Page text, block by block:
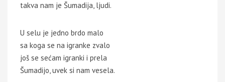
takva nam je Šumadija, ljudi.
U selu je jedno brdo malo
sa koga se na igranke zvalo
još se sećam igranki i prela
Šumadijo, uvek si nam vesela.